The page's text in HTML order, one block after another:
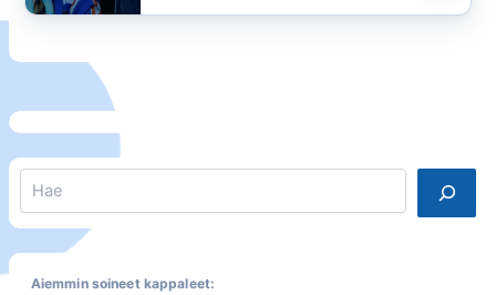
Aiemmin soineet kappaleet: